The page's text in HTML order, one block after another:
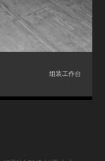
组装工作台